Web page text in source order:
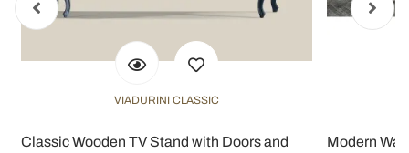
VIADURINI CLASSIC
Classic Wooden TV Stand with Doors and
Modern